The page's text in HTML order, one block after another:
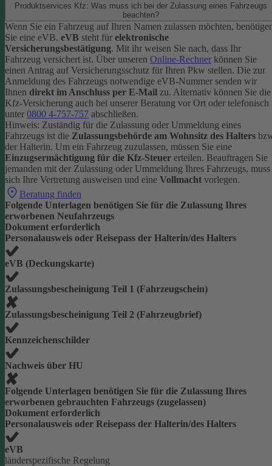
Produktservices Kfz: Was muss ich bei der Zulassung eines Fahrzeugs
beachten?
Wenn Sie ein Fahrzeug auf Ihren Namen zulassen möchten,
Sie eine eVB. eVB steht für elektronische
Versicherungsbestätigung. Mit ihr weisen Sie nach, dass Ihr
Fahrzeug versichert ist. Über unseren Online-Rechner können Sie
einen Antrag auf Versicherungsschutz für Ihren Pkw stellen. Die zur
Anmeldung des Fahrzeugs notwendige eVB-Nummer senden wir
Ihnen direkt im Anschluss per E-Mail zu. Alternativ können Sie die
Kfz-Versicherung auch bei unserer Beratung vor Ort oder telefonisch
unter 0800 4-757-757 abschließen.
Hinweis: Zuständig für die Zulassung oder Ummeldung eines
Fahrzeugs ist die Zulassungsbehörde am Wohnsitz des Halters
der Halterin. Um ein Fahrzeug zuzulassen, müssen Sie eine
Einzugsermächtigung für die Kfz-Steuer erteilen. Beauftragen Sie
jemanden mit der Zulassung oder Ummeldung Ihres Fahrzeugs, muss
sich Ihre Vertretung ausweisen und eine Vollmacht vorlegen.
Beratung finden
Folgende Unterlagen benötigen Sie für die Zulassung Ihres
erworbenen Neufahrzeugs
Dokument erforderlich
Personalausweis oder Reisepass der Halterin/des Halters
eVB (Deckungskarte)
Zulassungsbescheinigung Teil 1 (Fahrzeugschein)
Zulassungsbescheinigung Teil 2 (Fahrzeugbrief)
Kennzeichenschilder
Nachweis über HU
Folgende Unterlagen benötigen Sie für die Zulassung Ihres
erworbenen gebrauchten Fahrzeugs (zugelassen)
Dokument erforderlich
Personalausweis oder Reisepass der Halterin/des Halters
eVB
länderspezifische Regelung